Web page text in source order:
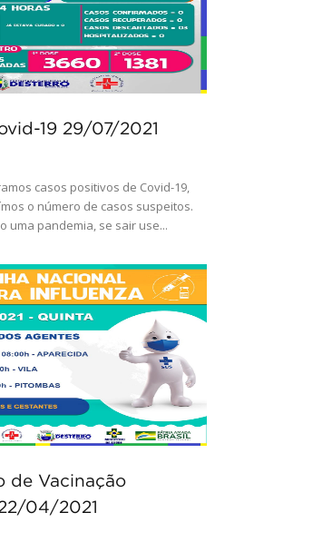
19 29/07/2021
casos positivos de Covid-19,
o número de casos suspeitos.
uma pandemia, se sair use...
de Vacinação
04/2021